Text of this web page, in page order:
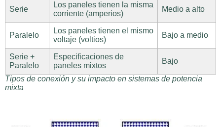
Serie
Los paneles tienen la misma
corriente (amperios)
Medio a alto
Paralelo
Los paneles tienen el mismo
voltaje (voltios)
Bajo a medio
Serie +
Paralelo
Especificaciones de
paneles mixtos
Bajo
Tipos de conexión y su impacto en sistemas de potencia
mixta